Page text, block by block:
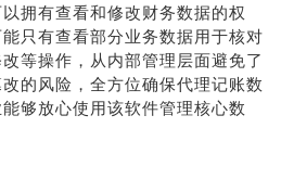
拥有查看和修改财务数据的权
只有查看部分业务数据用于核对
等操作，从内部管理层面避免了
的风险，全方位确保代理记账数
够放心使用该软件管理核心数